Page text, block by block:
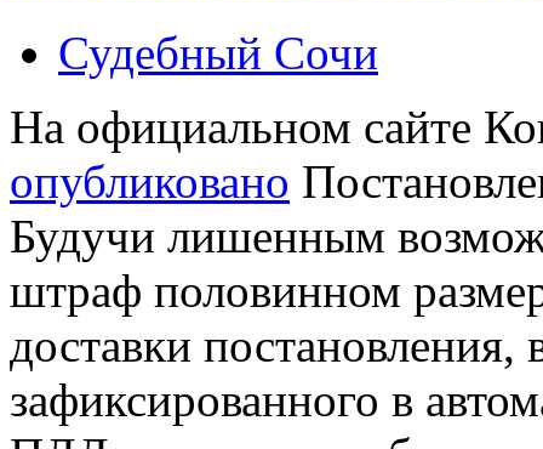
Судебный Сочи
На официальном сайте
опубликовано
Будучи лишенным
штраф половинном
доставки
зафиксированного в